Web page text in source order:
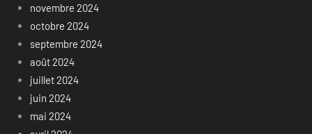
novembre 2024
octobre 2024
septembre 2024
août 2024
juillet 2024
juin 2024
mai 2024